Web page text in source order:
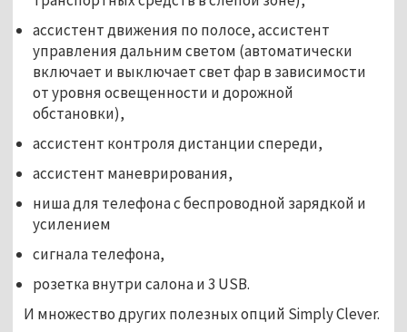
ассистент движения по полосе, ассистент
управления дальним светом (автоматически
включает и выключает свет фар в зависимости
от уровня освещенности и дорожной
обстановки),
ассистент контроля дистанции спереди,
ассистент маневрирования,
ниша для телефона с беспроводной зарядкой и
усилением
сигнала телефона,
розетка внутри салона и 3 USB.
И множество других полезных опций Simply Clever.